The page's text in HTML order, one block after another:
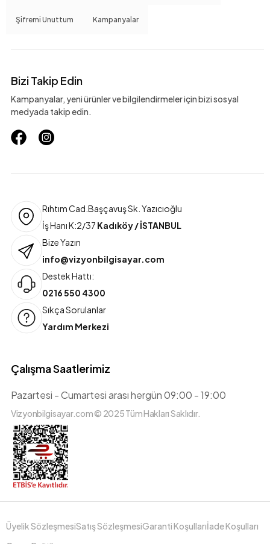
Şifremi Unuttum Kampanyalar
Bizi Takip Edin
Kampanyalar, yeni ürünler ve bilgilendirmeler için bizi sosyal
medyada takip edin.
Rıhtım Cad.Başçavuş Sk. Yazıcıoğlu
İş Hanı K:2/37 Kadıköy / İSTANBUL
Bize Yazın
info@vizyonbilgisayar.com
Destek Hattı:
0216 550 4300
Sıkça Sorulanlar
Yardım Merkezi
Çalışma Saatlerimiz
Pazartesi - Cumartesi arası hergün 09:00 - 19:00
Vizyonbilgisayar.com © 2025 Tüm Hakları Saklıdır.
Üyelik SözleşmesiSatış SözleşmesiGaranti Koşullarıİade Koşulları